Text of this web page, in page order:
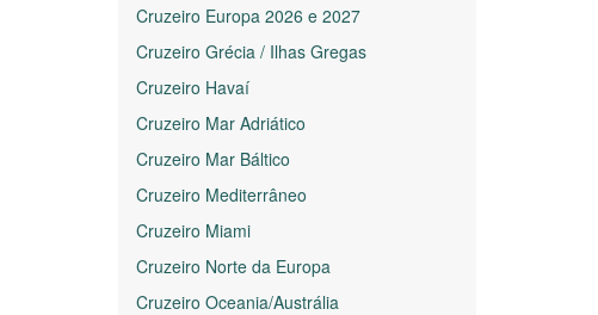
Cruzeiro Europa 2026 e 2027
Cruzeiro Grécia / Ilhas Gregas
Cruzeiro Havaí
Cruzeiro Mar Adriático
Cruzeiro Mar Báltico
Cruzeiro Mediterrâneo
Cruzeiro Miami
Cruzeiro Norte da Europa
Cruzeiro Oceania/Austrália